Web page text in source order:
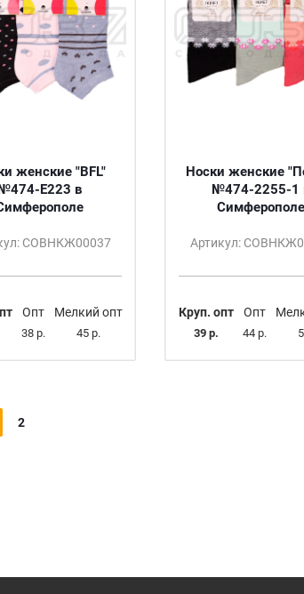
женские "BFL"
E223 в
СОВНКЖ00037
Опт
38 р.
Мелкий опт
45 р.
Носки женские
№474-2255-1
Симферополе
Артикул:
Круп. опт
39 р.
Опт
44 р.
2